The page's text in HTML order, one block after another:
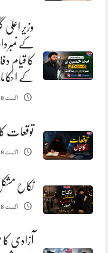
وزیر
کے
کا قیام
کے
اگست 8, 2026
توقعات
اگست 8, 2026
نکاح
اگست 8, 2026
آزادی کا